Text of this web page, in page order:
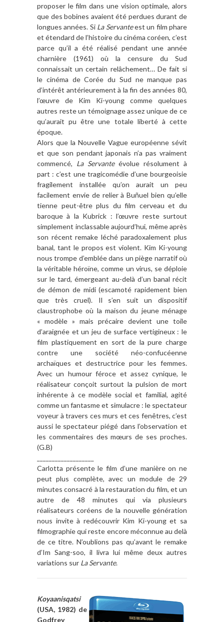
proposer le film dans une vision optimale, alors
que des bobines avaient été perdues durant de
longues années. Si La Servanteest un film phare
et étendard de l’histoire du cinéma coréen, c’est
parce qu’il a été réalisé pendant une année
charnière (1961) où la censure du Sud
connaissait un certain relâchement… De fait si
le cinéma de Corée du Sud ne manque pas
d’intérêt antérieurement à la fin des années 80,
l’œuvre de Kim Ki-young comme quelques
autres reste un témoignage assez unique de ce
qu’aurait pu être une totale liberté à cette
époque.
Alors que la Nouvelle Vague européenne sévit
et que son pendant japonais n’a pas vraiment
commencé, La Servanteévolue résolument à
part : c’est une tragicomédie d’une bourgeoisie
fragilement installée qu’on aurait un peu
facilement envie de relier à Buñuel bien qu’elle
tienne peut-être plus du film cerveau et du
baroque à la Kubrick : l’œuvre reste surtout
simplement inclassable aujourd’hui, même après
son récent remake léché paradoxalement plus
banal, tant le propos est violent. Kim Ki-young
nous trompe d’emblée dans un piège narratif où
la véritable héroïne, comme un virus, se déploie
sur le tard, émergeant au-delà d’un banal récit
de démon de midi (escamoté rapidement bien
que très cruel). Il s’en suit un dispositif
claustrophobe où la maison du jeune ménage
« modèle » mais précaire devient une toile
d’araignée et un jeu de surface vertigineux : le
film plastiquement en sort de la pure charge
contre une société néo-confucéenne
archaïques et destructrice pour les femmes.
Avec un humour féroce et assez cynique, le
réalisateur conçoit surtout la pulsion de mort
inhérente à ce modèle social et familial, agité
comme un fantasme et simulacre : le spectateur
voyeur à travers ces murs et ces fenêtres, c’est
aussi le spectateur piégé dans l’observation et
les commentaires des mœurs de ses proches.
(G.B)
Carlotta présente le film d’une manière on ne
peut plus complète, avec un module de 29
minutes consacré à la restauration du film, et un
autre de 48 minutes qui via plusieurs
réalisateurs coréens de la nouvelle génération
nous invite à redécouvrir Kim Ki-young et sa
filmographie qui reste encore méconnue au delà
de ce titre. N’oublions pas qu’avant le remake
d’Im Sang-soo, il livra lui même deux autres
variations sur La Servante.
Koyaanisqatsi
(USA, 1982) de
Godfrey